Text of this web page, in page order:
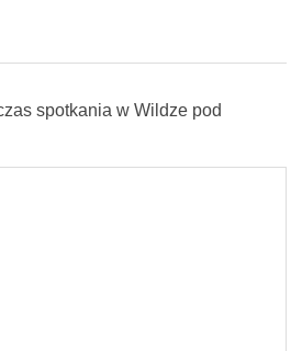
spotkania w Wildze pod